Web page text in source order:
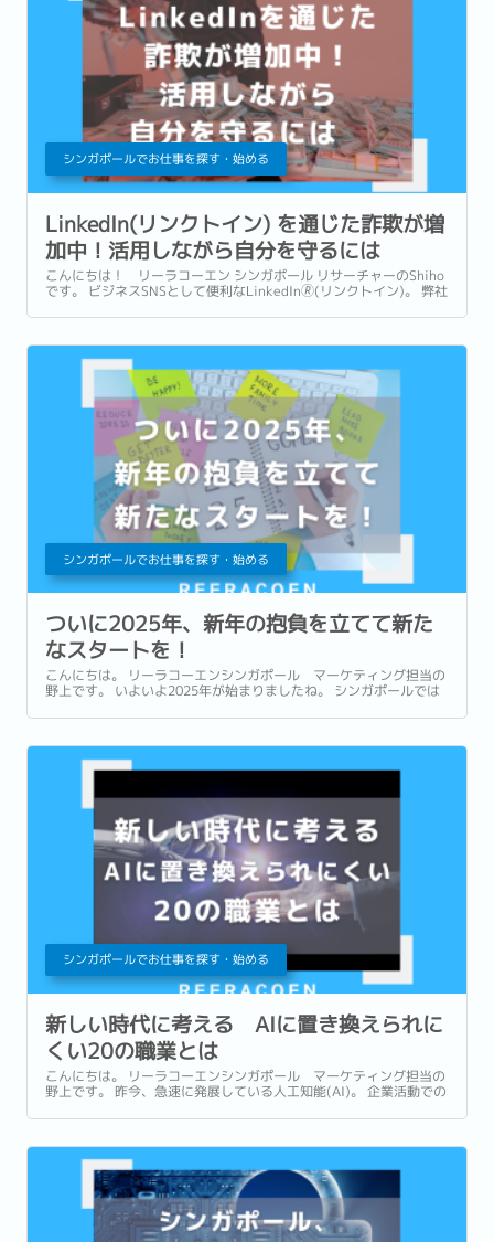
シンガポールでお仕事を探す・始める
LinkedIn(リンクトイン) を通じた詐欺が増
加中！活用しながら自分を守るには
こんにちは！ リーラコーエン シンガポール リサーチャーのShiho
です。 ビジネスSNSとして便利なLinkedIn🄬(リンクトイン)。 弊社
しております。...
シンガポールでお仕事を探す・始める
ついに2025年、新年の抱負を立てて新た
なスタートを！
こんにちは。 リーラコーエンシンガポール マーケティング担当の
野上です。 いよいよ2025年が始まりましたね。 シンガポールでは
感は世界共通。...
シンガポールでお仕事を探す・始める
新しい時代に考える AIに置き換えられに
くい20の職業とは
こんにちは。 リーラコーエンシンガポール マーケティング担当の
野上です。 昨今、急速に発展している人工知能(AI)。 企業活動での
用への影響への懸念が広がっています。...